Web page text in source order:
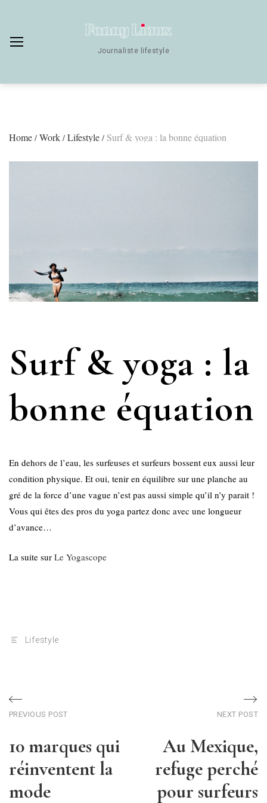
content
Journaliste lifestyle
Home / Work / Lifestyle / Surf & yoga : la bonne équation
Surf & yoga : la
bonne équation
En dehors de l’eau, les surfeuses et surfeurs bossent eux aussi leur
condition physique. Et oui, tenir en équilibre sur une planche au
gré de la force d’une vague n’est pas aussi simple qu’il n’y parait !
Vous qui êtes des pros du yoga partez donc avec une longueur
d’avance…
La suite sur Le Yogascope
Lifestyle
Post
navigation
PREVIOUS POSTPrevious
10 marques qui
réinventent la
mode
NEXT POST
Au Mexique,
refuge perché
pour surfeurs